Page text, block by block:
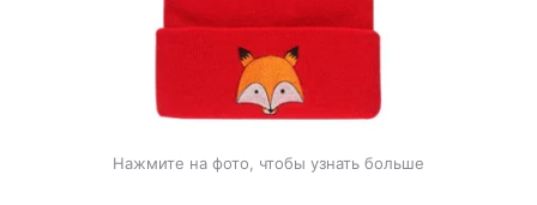
Нажмите на фото, чтобы узнать больше